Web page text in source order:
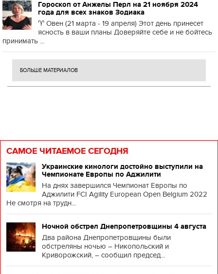
Гороскоп от Анжелы Перл на 21 ноября 2024
года для всех знаков Зодиака
♈️ Овен (21 марта - 19 апреля) Этот день принесет
ясность в ваши планы Доверяйте себе и не бойтесь
принимать ...
БОЛЬШЕ МАТЕРИАЛОВ
САМОЕ ЧИТАЕМОЕ СЕГОДНЯ
Украинские кинологи достойно выступили на
Чемпионате Европы по Аджилити
На днях завершился Чемпионат Европы по
Аджилити FCI Agility European Open Belgium 2022
Не смотря на трудн...
Ночной обстрел Днепропетровщины 4 августа
Два района Днепропетровщины были
обстреляны ночью – Никопольский и
Криворожский, – сообщил председ...